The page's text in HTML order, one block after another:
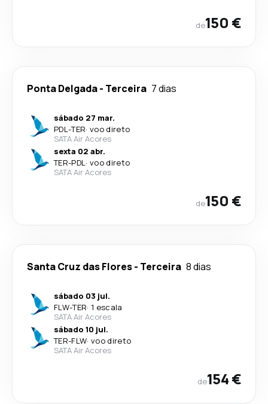
de150 €
Ponta Delgada- Terceira 7 dias
sábado 27 mar.
PDL-TER· voo direto
SATA Air Acores
sexta 02 abr.
TER-PDL· voo direto
SATA Air Acores
de150 €
Santa Cruz das Flores- Terceira 8 dias
sábado 03 jul.
FLW-TER· 1 escala
SATA Air Acores
sábado 10 jul.
TER-FLW· voo direto
SATA Air Acores
de154 €